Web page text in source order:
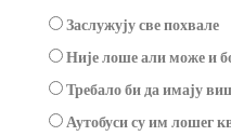
Заслужују све похвале
Није лоше али може и
Требало би да имају
Аутобуси су им лошег